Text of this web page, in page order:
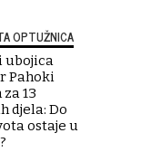
OPTUŽNICA
ubojica
Pahoki
13
djela: Do
ostaje u